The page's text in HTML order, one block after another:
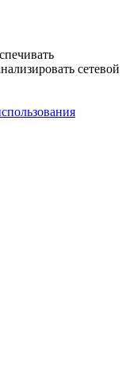
сетевой